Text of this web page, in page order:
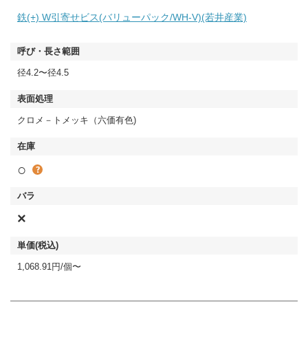
鉄(+) W引寄せビス(バリューパック/WH-V)(若井産業)
径4.2〜径4.5
クロメ－トメッキ（六価有色)
○
×
1,068.91円/個〜